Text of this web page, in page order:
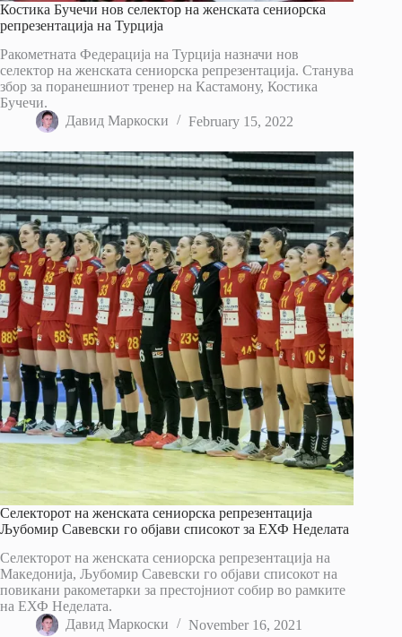
Костика Бучечи нов селектор на женската сениорска
репрезентација на Турција
Ракометната Федерација на Турција назначи нов
селектор на женската сениорска репрезентација. Станува
збор за поранешниот тренер на Кастамону, Костика
Бучечи.
Давид Маркоски
February 15, 2022
Селекторот на женската сениорска репрезентација
Љубомир Савевски го објави списокот за ЕХФ Неделата
Селекторот на женската сениорска репрезентација на
Македонија, Љубомир Савевски го објави списокот на
повикани ракометарки за престојниот собир во рамките
на ЕХФ Неделата.
Давид Маркоски
November 16, 2021